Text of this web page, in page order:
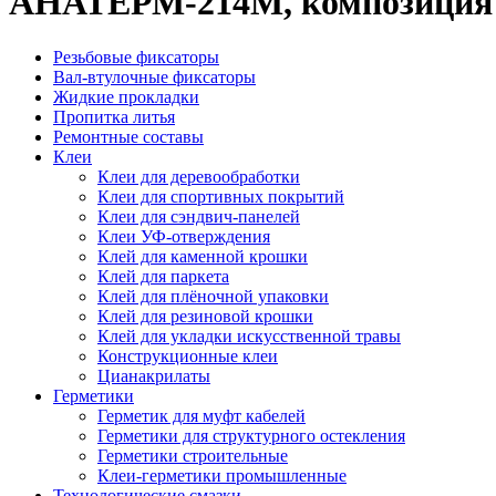
Резьбовые фиксаторы
Вал-втулочные фиксаторы
Жидкие прокладки
Пропитка литья
Ремонтные составы
Клеи
Клеи для деревообработки
Клеи для спортивных покрытий
Клеи для сэндвич-панелей
Клеи УФ-отверждения
Клей для каменной крошки
Клей для паркета
Клей для плёночной упаковки
Клей для резиновой крошки
Клей для укладки искусственной травы
Конструкционные клеи
Цианакрилаты
Герметики
Герметик для муфт кабелей
Герметики для структурного остекления
Герметики строительные
Клеи-герметики промышленные